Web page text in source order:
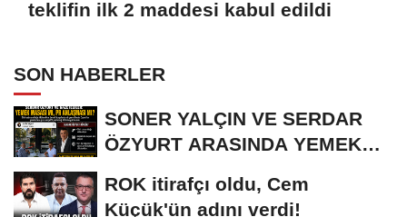
teklifin ilk 2 maddesi kabul edildi
SON HABERLER
SONER YALÇIN VE SERDAR
ÖZYURT ARASINDA YEMEK
ROK itirafçı oldu, Cem
Küçük'ün adını verdi!